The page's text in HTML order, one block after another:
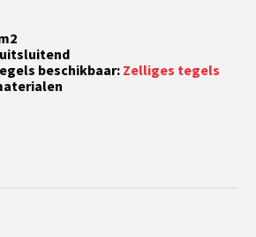
beschikbaar: Zelliges tegels